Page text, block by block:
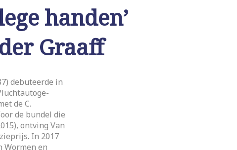
handen’
Graaff
debuteerde in
de C.
de bundel die
ontving Van
In 2017
Wormen en